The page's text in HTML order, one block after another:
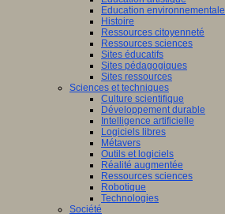
Education environnementale
Histoire
Ressources citoyenneté
Ressources sciences
Sites éducatifs
Sites pédagogiques
Sites ressources
Sciences et techniques
Culture scientifique
Développement durable
Intelligence artificielle
Logiciels libres
Métavers
Outils et logiciels
Réalité augmentée
Ressources sciences
Robotique
Technologies
Société